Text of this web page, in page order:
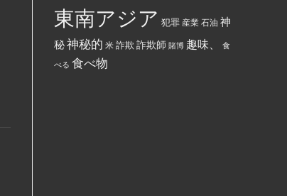
強
制
れ
て
い
る。
け
た。
東南アジア 犯罪 産業 石油 神
秘神秘的 米 詐欺 詐欺師 賭博 趣味、 食
べる 食べ物